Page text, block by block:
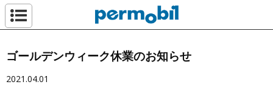
ゴールデンウィーク休業のお知らせ
2021.04.01